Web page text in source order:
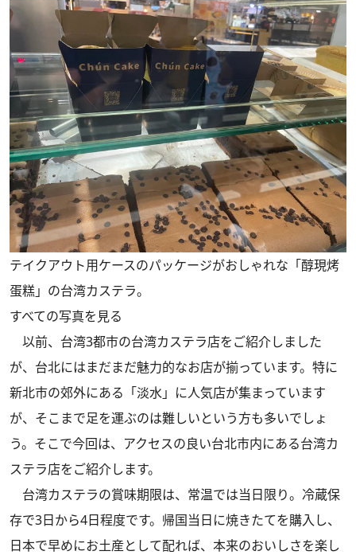
テイクアウト用ケースのパッケージがおしゃれな「醇現烤
蛋糕」の台湾カステラ。
すべての写真を見る
以前、台湾3都市の台湾カステラ店をご紹介しました
が、台北にはまだまだ魅力的なお店が揃っています。特に
新北市の郊外にある「淡水」に人気店が集まっています
が、そこまで足を運ぶのは難しいという方も多いでしょ
う。そこで今回は、アクセスの良い台北市内にある台湾カ
ステラ店をご紹介します。
台湾カステラの賞味期限は、常温では当日限り。冷蔵保
存で3日から4日程度です。帰国当日に焼きたてを購入し、
日本で早めにお土産として配れば、本来のおいしさを楽し